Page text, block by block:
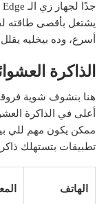
يشتغل بأقصى طاقته
أسرع، وده بيخليه
الذاكرة
ممكن يكون مهم للي
تطبيقات بتستهلك
الهاتف